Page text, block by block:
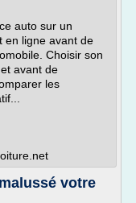
auto sur un
en ligne avant de
Choisir son
avant de
les
votre